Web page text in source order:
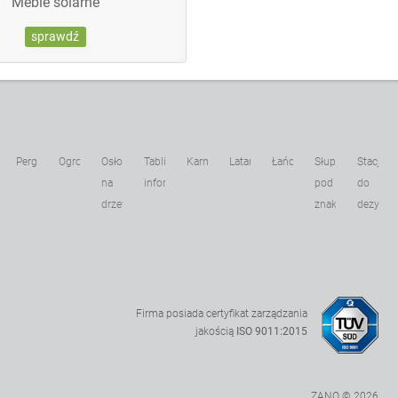
sprawdź
Pergole OgrodzeniaOsłony
na
drzewa
Tablice
informacyjne
Karmniki Latarnie ŁańcuchySłupki
pod
znaki
Stacje
do
Firma posiada certyfikat zarządzania
jakością ISO 9011:2015